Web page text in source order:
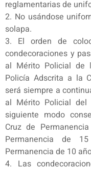
reglamentarias de
2. No usándose
solapa.
3. El orden de
condecoraciones y
al Mérito Policial de
Policía Adscrita a la
será siempre a
al Mérito Policial del
siguiente modo
Cruz de
Permanencia de
Permanencia de 10
4. Las